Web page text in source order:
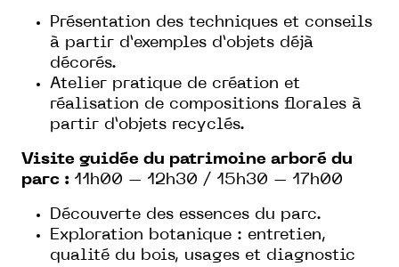
Présentation des techniques et conseils
à partir d’exemples d’objets déjà
décorés.
Atelier pratique de création et
réalisation de compositions florales à
partir d’objets recyclés.
Visite guidée du patrimoine arboré du
parc : 11h00 – 12h30 / 15h30 – 17h00
Découverte des essences du parc.
Exploration botanique : entretien,
qualité du bois, usages et diagnostic